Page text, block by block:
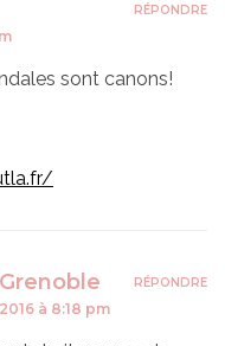
sont canons!
RÉPONDRE
à 8:18 pm
RÉPONDRE